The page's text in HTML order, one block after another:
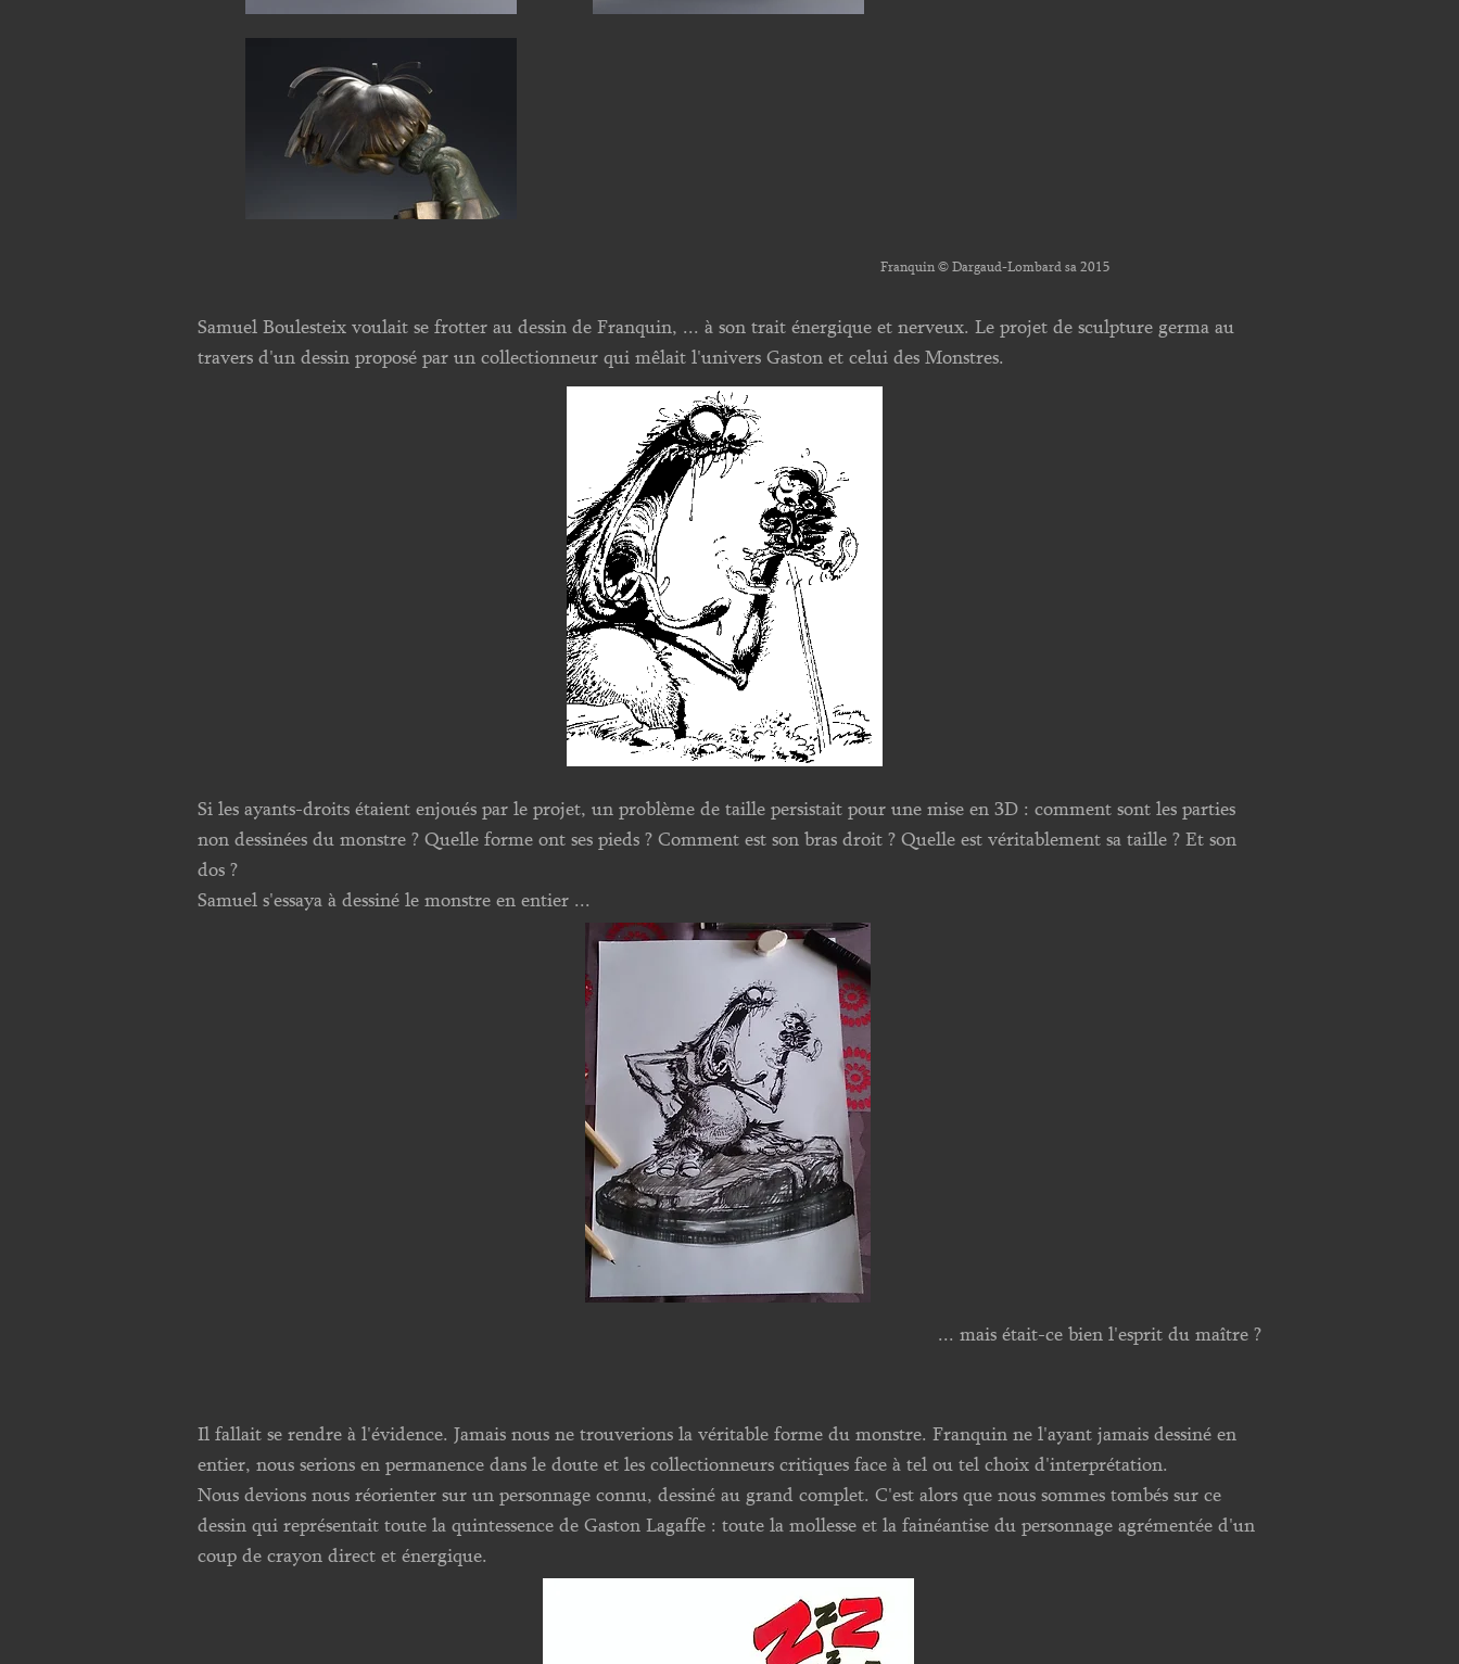
Franquin © Dargaud-Lombard sa 2015
Samuel Boulesteix voulait se frotter au dessin de Franquin, ... à son trait énergique et nerveux. Le projet de sculpture germa au
travers d'un dessin proposé par un collectionneur qui mêlait l'univers Gaston et celui des Monstres.
Si les ayants-droits étaient enjoués par le projet, un problème de taille persistait pour une mise en 3D : comment sont les parties
non dessinées du monstre ? Quelle forme ont ses pieds ? Comment est son bras droit ? Quelle est véritablement sa taille ? Et son
dos ?
Samuel s'essaya à dessiné le monstre en entier ...
... mais était-ce bien l'esprit du maître ?
Il fallait se rendre à l'évidence. Jamais nous ne trouverions la véritable forme du monstre. Franquin ne l'ayant jamais dessiné en
entier, nous serions en permanence dans le doute et les collectionneurs critiques face à tel ou tel choix d'interprétation.
Nous devions nous réorienter sur un personnage connu, dessiné au grand complet. C'est alors que nous sommes tombés sur ce
dessin qui représentait toute la quintessence de Gaston Lagaffe : toute la mollesse et la fainéantise du personnage agrémentée d'un
coup de crayon direct et énergique.